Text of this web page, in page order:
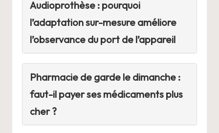
Audioprothèse : pourquoi
l’adaptation sur-mesure améliore
l’observance du port de l’appareil
Pharmacie de garde le dimanche :
faut-il payer ses médicaments plus
cher ?